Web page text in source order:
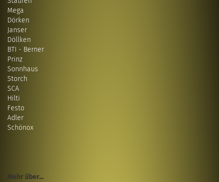
Mega
Dörken
Janser
Döllken
BTI - Berner
Prinz
Sonnhaus
Storch
SCA
Hilti
Festo
Adler
Schönox
Mehr über...